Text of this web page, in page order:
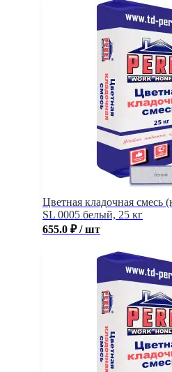
Цветная кладочная смесь
SL 0005 белый, 25 кг
655.0 ₽ / шт